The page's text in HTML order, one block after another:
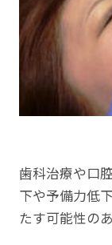
歯科治療や口
下や予備力低
たす可能性の